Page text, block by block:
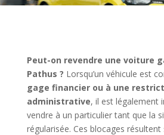
Peut-on revendre une voiture
Pathus ? Lorsqu’un véhicule est
gage financier ou à une
administrative, il est légalement
vendre à un particulier tant que la
régularisée. Ces blocages résultent